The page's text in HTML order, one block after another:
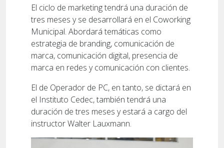
El ciclo de marketing tendrá una duración de
tres meses y se desarrollará en el Coworking
Municipal. Abordará temáticas como
estrategia de branding, comunicación de
marca, comunicación digital, presencia de
marca en redes y comunicación con clientes.
El de Operador de PC, en tanto, se dictará en
el Instituto Cedec, también tendrá una
duración de tres meses y estará a cargo del
instructor Walter Lauxmann.